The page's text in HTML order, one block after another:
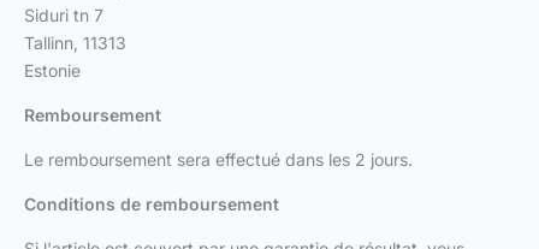
Siduri tn 7
Tallinn, 11313
Estonie
Remboursement
Le remboursement sera effectué dans les 2 jours.
Conditions de remboursement